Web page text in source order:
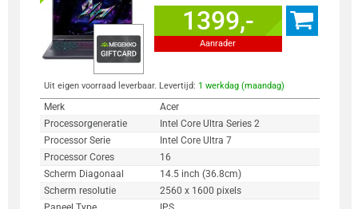
1399,-
Aanrader
Uit eigen voorraad leverbaar. Levertijd: 1 werkdag (maandag)
Merk
Acer
Processorgeneratie
Intel Core Ultra Series 2
Processor Serie
Intel Core Ultra 7
Processor Cores
16
Scherm Diagonaal
14.5 inch (36.8cm)
Scherm resolutie
2560 x 1600 pixels